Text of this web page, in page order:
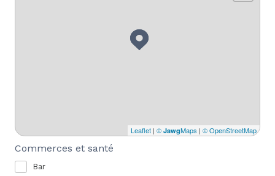
Leaflet | © JawgMaps | © OpenStreetMap
Commerces et santé
Bar